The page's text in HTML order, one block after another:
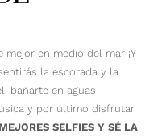
en medio del mar ¡Y
la escorada y la
bañarte en aguas
y por último disfrutar
SELFIES Y SÉ LA